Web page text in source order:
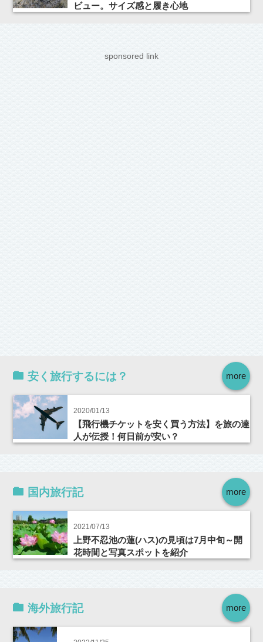
ビュー。サイズ感と履き心地
sponsored link
more
安く旅行するには？
2020/01/13
【飛行機チケットを安く買う方法】を旅の達
人が伝授！何日前が安い？
more
国内旅行記
2021/07/13
上野不忍池の蓮(ハス)の見頃は7月中旬～開
花時間と写真スポットを紹介
more
海外旅行記